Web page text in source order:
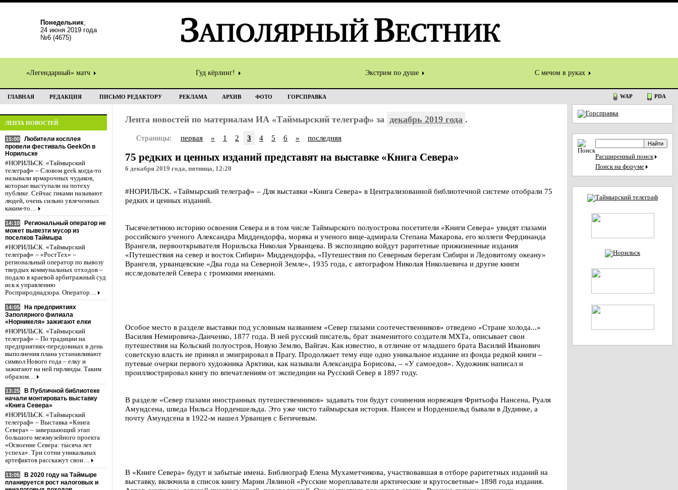
Понедельник,
24 июня 2019 года
№6 (4675)
«Легендарный» матч Гуд кёрлинг! Экстрим по душе С мечом в руках
ГЛАВНАЯ РЕДАКЦИЯ ПИСЬМО РЕДАКТОРУ РЕКЛАМА АРХИВ ФОТО ГОРСПРАВКА WAP PDA
ЛЕНТА НОВОСТЕЙ
15:00
Любители косплея
провели фестиваль GeekOn в
Норильске
#НОРИЛЬСК. «Таймырский
телеграф» – Словом geek когда-то
называли ярмарочных чудаков,
которые выступали на потеху
публике. Сейчас гиками называют
людей, очень сильно увлеченных
каким-то…
14:10
Региональный оператор не
может вывезти мусор из
поселков Таймыра
#НОРИЛЬСК. «Таймырский
телеграф» – «РостТех» –
региональный оператор по вывозу
твердых коммунальных отходов –
подало в краевой арбитражный суд
иск к управлению
Росприроднадзора. Оператор…
14:05
На предприятиях
Заполярного филиала
«Норникеля» зажигают елки
#НОРИЛЬСК. «Таймырский
телеграф» – По традиции на
предприятиях-передовиках в день
выполнения плана устанавливают
символ Нового года – елку и
зажигают на ней гирлянды. Таким
образом…
13:25
В Публичной библиотеке
начали монтировать выставку
«Книга Севера»
#НОРИЛЬСК. «Таймырский
телеграф» – Выставка «Книга
Севера» – завершающий этап
большого межмузейного проекта
«Освоение Севера: тысяча лет
успеха». Три сотни уникальных
артефактов расскажут свои…
13:05
В 2020 году на Таймыре
планируется рост налоговых и
Лента новостей по материалам ИА «Таймырский телеграф» за декабрь 2019 года .
Страницы: первая « 1 2 3 4 5 6 » последняя
75 редких и ценных изданий представят на выставке «Книга Севера»
6 декабря 2019 года, пятница, 12:20
#НОРИЛЬСК. «Таймырский телеграф» – Для выставки «Книга Севера» в Централизованной библиотечной системе отобрали 75
редких и ценных изданий.
Тысячелетнюю историю освоения Севера и в том числе Таймырского полуострова посетители «Книги Севера» увидят глазами
российского ученого Александра Миддендорфа, моряка и ученого вице-адмирала Степана Макарова, его коллеги Фердинанда
Врангеля, первооткрывателя Норильска Николая Урванцева. В экспозицию войдут раритетные прижизненные издания
«Путешествия на север и восток Сибири» Миддендорфа, «Путешествия по Северным берегам Сибири и Ледовитому океану»
Врангеля, урванцевские «Два года на Северной Земле», 1935 года, с автографом Николая Николаевича и другие книги
исследователей Севера с громкими именами.
Особое место в разделе выставки под условным названием «Север глазами соотечественников» отведено «Стране холода...»
Василия Немировича-Данченко, 1877 года. В ней русский писатель, брат знаменитого создателя МХТа, описывает свои
путешествия на Кольский полуостров, Новую Землю, Вайгач. Как известно, в отличие от младшего брата Василий Иванович
советскую власть не принял и эмигрировал в Прагу. Продолжает тему еще одно уникальное издание из фонда редкой книги –
путевые очерки первого художника Арктики, как называли Александра Борисова, – «У самоедов». Художник написал и
проиллюстрировал книгу по впечатлениям от экспедиции на Русский Север в 1897 году.
В разделе «Север глазами иностранных путешественников» задавать тон будут сочинения норвежцев Фритьофа Нансена, Руаля
Амундсена, шведа Нильса Норденшельда. Это уже чисто таймырская история. Нансен и Норденшельд бывали в Дудинке, а
почту Амундсена в 1922-м нашел Урванцев с Бегичевым.
В «Книге Севера» будут и забытые имена. Библиограф Елена Мухаметчикова, участвовавшая в отборе раритетных изданий на
выставку, включила в список книгу Марии Лялиной «Русские мореплаватели арктические и кругосветные» 1898 года издания.
Расширенный поиск
Поиск на форуме